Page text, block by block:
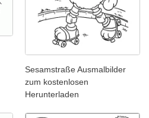
Sesamstraße Ausmalbilder
zum kostenlosen
Herunterladen